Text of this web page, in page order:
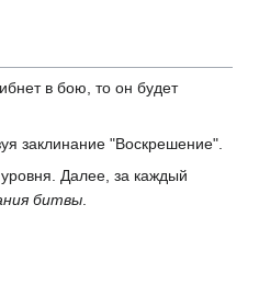
в бою, то он будет
заклинание "Воскрешение".
Далее, за каждый
битвы.